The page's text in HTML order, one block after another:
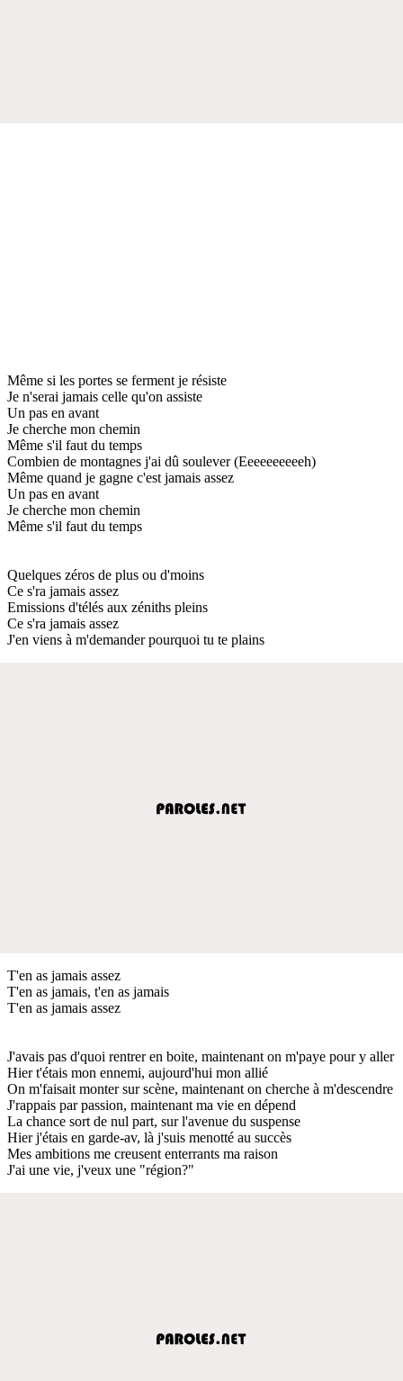
Même si les portes se ferment je résiste
Je n'serai jamais celle qu'on assiste
Un pas en avant
Je cherche mon chemin
Même s'il faut du temps
Combien de montagnes j'ai dû soulever (Eeeeeeeeeeh)
Même quand je gagne c'est jamais assez
Un pas en avant
Je cherche mon chemin
Même s'il faut du temps
Quelques zéros de plus ou d'moins
Ce s'ra jamais assez
Emissions d'télés aux zéniths pleins
Ce s'ra jamais assez
J'en viens à m'demander pourquoi tu te plains
T'en as jamais assez
T'en as jamais, t'en as jamais
T'en as jamais assez
J'avais pas d'quoi rentrer en boite, maintenant on m'paye pour y aller
Hier t'étais mon ennemi, aujourd'hui mon allié
On m'faisait monter sur scène, maintenant on cherche à m'descendre
J'rappais par passion, maintenant ma vie en dépend
La chance sort de nul part, sur l'avenue du suspense
Hier j'étais en garde-av, là j'suis menotté au succès
Mes ambitions me creusent enterrants ma raison
J'ai une vie, j'veux une "région?"